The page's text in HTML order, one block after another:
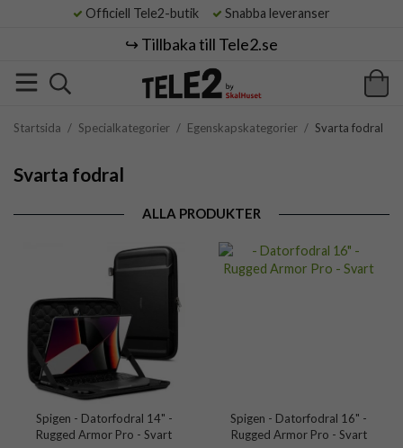
Officiell Tele2-butik Snabba leveranser
↪️ Tillbaka till Tele2.se
Startsida / Specialkategorier / Egenskapskategorier / Svarta fodral
Svarta fodral
ALLA PRODUKTER
Spigen - Datorfodral 14" -
Rugged Armor Pro - Svart
Spigen - Datorfodral 16" -
Rugged Armor Pro - Svart